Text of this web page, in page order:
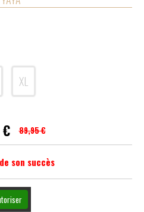
XL
€ 89,95 €
son succès